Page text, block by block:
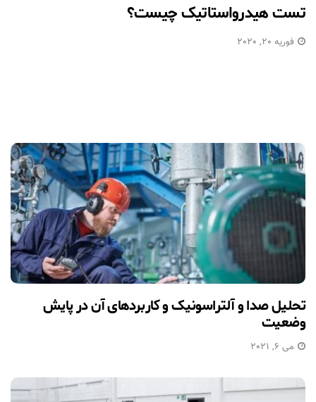
تست هیدرواستاتیک چیست؟
فوریه 20, 2020
تحلیل صدا و آلتراسونیک و کاربردهای آن در پایش
وضعیت
می 6, 2021